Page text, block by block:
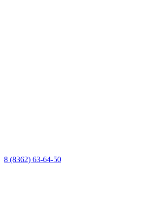
8 (8362) 63-64-50